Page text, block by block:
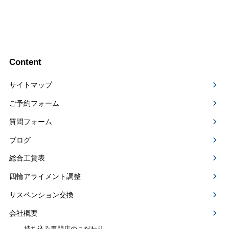
Content
サイトマップ
ご予約フォーム
質問フォーム
ブログ
総合工賃表
四輪アライメント調整
サスペンション交換
会社概要